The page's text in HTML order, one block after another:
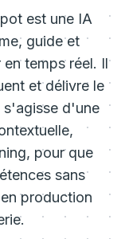
est une IA
guide et
temps réel. Il
et délivre le
s'agisse d'une
pour que
sans
production